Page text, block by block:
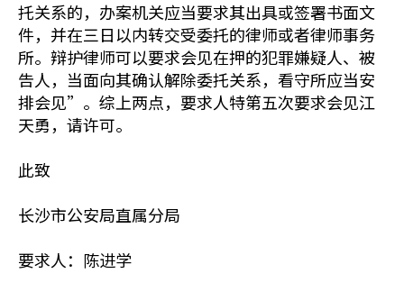
托关系的，办案机关应当要求其出具或签署书面文
件，并在三日以内转交受委托的律师或者律师事务
所。辩护律师可以要求会见在押的犯罪嫌疑人、被
告人，当面向其确认解除委托关系，看守所应当安
排会见”。综上两点，要求人特第五次要求会见江
天勇，请许可。
此致
长沙市公安局直属分局
要求人：陈进学